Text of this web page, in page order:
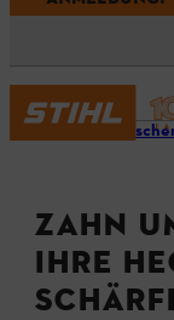
ZAHN
IHRE